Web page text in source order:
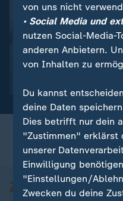
Nachfahre von Escobars
Kolumbien:
Hippo-Baby gerettet
von uns nicht
• Social Media und
nutzen Social-Media-
anderen Anbietern.
von Inhalten zu
Du kannst
deine Daten
Dies betrifft nur dein
"Zustimmen" erklärst
unserer
Einwilligung
"Einstellungen/
Zwecken du deine